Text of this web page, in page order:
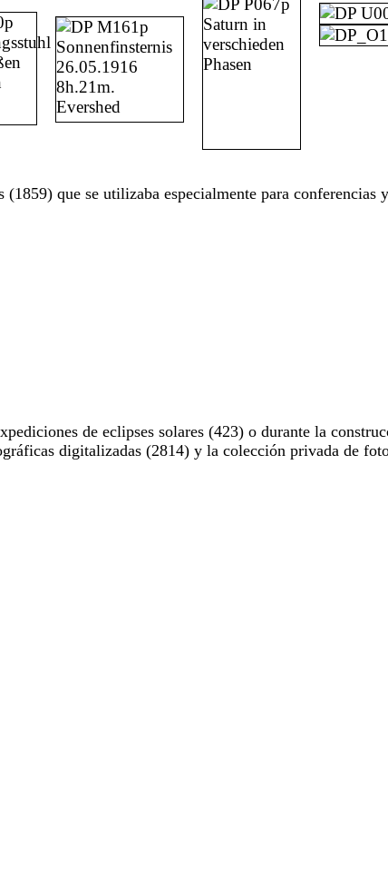
que se utilizaba especialmente para
de eclipses solares (423) o durante la
digitalizadas (2814) y la colección privada de